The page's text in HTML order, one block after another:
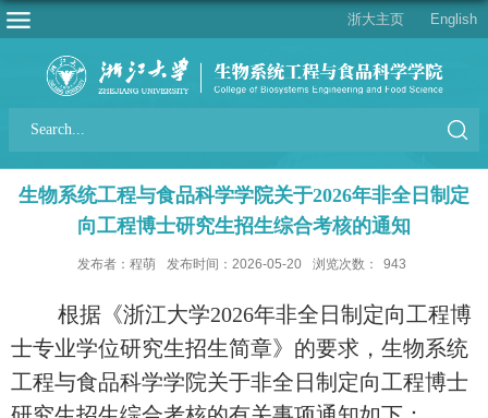
浙大主页 English
生物系统工程与食品科学学院关于2026年非全日制定
向工程博士研究生招生综合考核的通知
发布者：程萌 发布时间：2026-05-20 浏览次数： 943
根据《浙江大学2026年非全日制定向工程博
士专业学位研究生招生简章》的要求， 生物系统
工程与食品科学学院关于非全日制定向工程博士